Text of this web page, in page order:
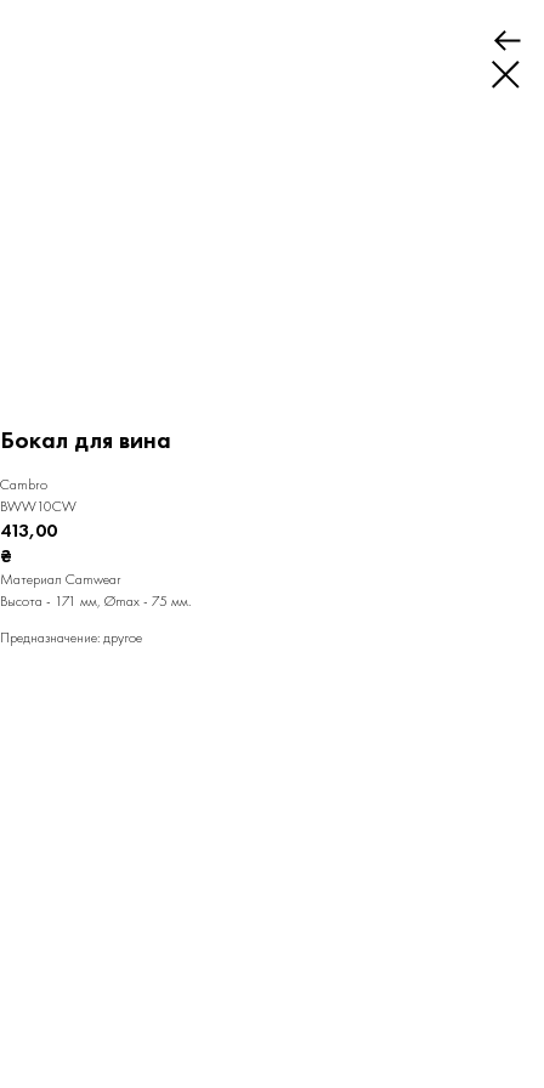
Бокал для вина
Cambro
BWW10CW
413,00
₴
Материал Camwear
Высота - 171 мм, Ømax - 75 мм.
Предназначение: другое